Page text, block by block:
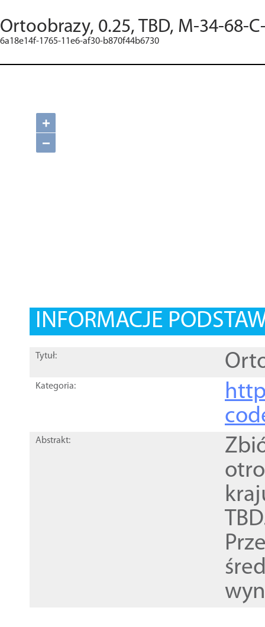
Ortoobrazy, 0.25, TBD, M-34-68-
6a18e14f-1765-11e6-af30-b870f44b6730
+
−
INFORMACJE
Tytuł:
Kategoria:
Abstrakt: